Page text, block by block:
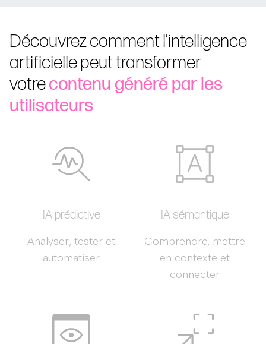
Découvrez comment l’intelligence
artificielle peut transformer
votrecontenu généré par les
utilisateurs
IA prédictive
Analyser, tester et
automatiser
IA sémantique
Comprendre, mettre
en contexte et
connecter